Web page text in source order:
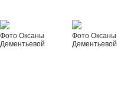
Фото Оксаны
Дементьевой
Фото Оксаны
Дементьевой